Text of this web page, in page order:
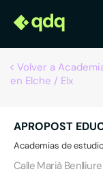
Volver a
en Elche / Elx
APROPOST
Academias de
Calle Marià